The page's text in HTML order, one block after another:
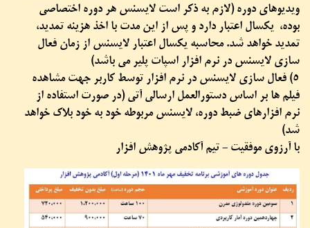
ویدیوهای دوره (لازم به ذکر است لایسنس هر دوره اختصاصی
بوده، یکسال اعتبار دارد و پس از این مدت با اخذ هزینه تمدید،
تمدید خواهد شد. محاسبه یکسال اعتبار لایسنس از زمان فعال
سازی لایسنس در نرم افزار اسپات پلیر می باشد)
5) فعال سازی لایسنس در نرم افزار توسط کاربر جهت مشاهده
فیلم ها بر اساس دستورالعمل ارسالی آتی (در صورت استفاده از
نرم افزارهای ضبط دوره، لایسنس مربوطه خود به خود بلاک خواهد
شد)
با آرزوی موفقیت - تیم آکادمی پژوهش افزار